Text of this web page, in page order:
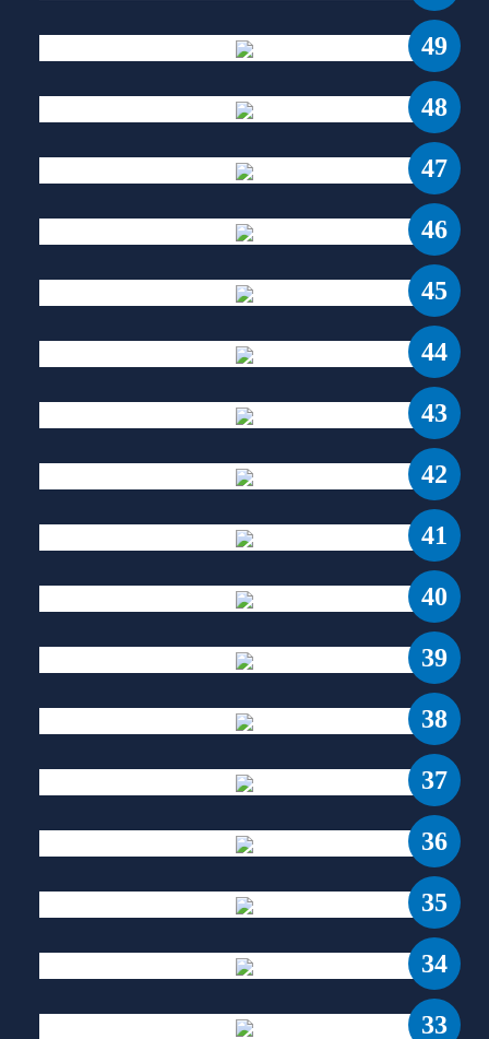
49
48
47
46
45
44
43
42
41
40
39
38
37
36
35
34
33